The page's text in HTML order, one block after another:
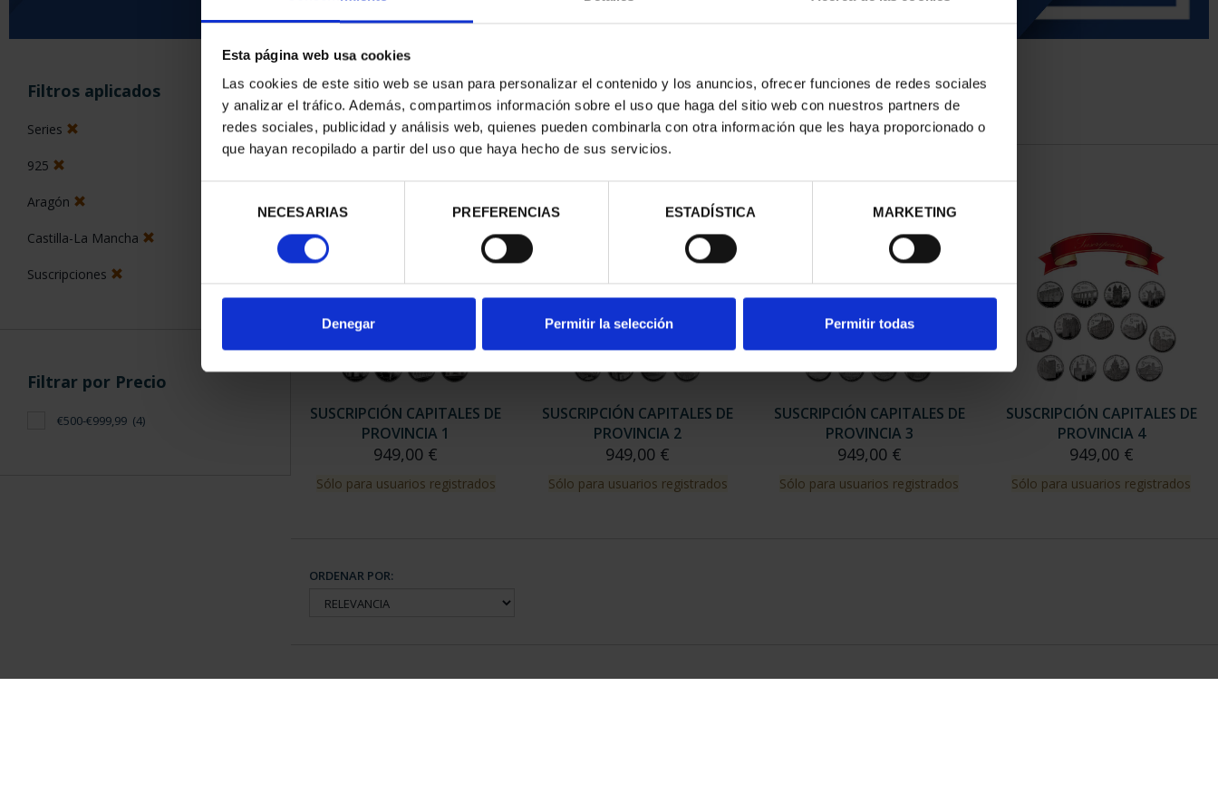
Esta página web usa cookies
Las cookies de este sitio web se usan para personalizar el contenido y los anuncios, ofrecer funciones de redes sociales
y analizar el tráfico. Además, compartimos información sobre el uso que haga del sitio web con nuestros partners de
redes sociales, publicidad y análisis web, quienes pueden combinarla con otra información que les haya proporcionado o
que hayan recopilado a partir del uso que haya hecho de sus servicios.
consentimiento
NECESARIAS PREFERENCIAS ESTADÍSTICA MARKETING
Denegar Permitir la selección Permitir todas
Filtros aplicados
Series
925
Aragón
Castilla-La Mancha
Suscripciones
Filtrar por Precio
€500-€999,99 (4)
ORDENAR POR:
4 Productos encontrados
SUSCRIPCIÓN CAPITALES DE
PROVINCIA 1
949,00 €
Sólo para usuarios registrados
SUSCRIPCIÓN CAPITALES DE
PROVINCIA 2
949,00 €
Sólo para usuarios registrados
SUSCRIPCIÓN CAPITALES DE
PROVINCIA 3
949,00 €
Sólo para usuarios registrados
SUSCRIPCIÓN CAPITALES DE
PROVINCIA 4
949,00 €
Sólo para usuarios registrados
ORDENAR POR: